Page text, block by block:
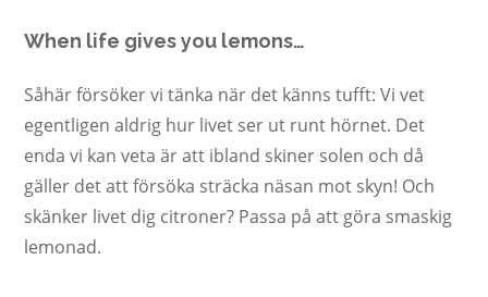
When life gives you lemons…
Såhär försöker vi tänka när det känns tufft: Vi vet
egentligen aldrig hur livet ser ut runt hörnet. Det
enda vi kan veta är att ibland skiner solen och då
gäller det att försöka sträcka näsan mot skyn! Och
skänker livet dig citroner? Passa på att göra smaskig
lemonad.